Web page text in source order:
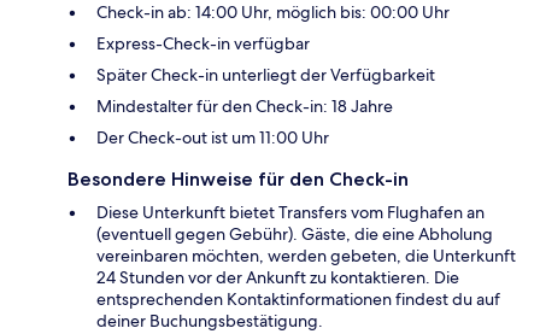
Check-in ab: 14:00 Uhr, möglich bis: 00:00 Uhr
Express-Check-in verfügbar
Später Check-in unterliegt der Verfügbarkeit
Mindestalter für den Check-in: 18 Jahre
Der Check-out ist um 11:00 Uhr
Besondere Hinweise für den Check-in
Diese Unterkunft bietet Transfers vom Flughafen an
(eventuell gegen Gebühr). Gäste, die eine Abholung
vereinbaren möchten, werden gebeten, die Unterkunft
24 Stunden vor der Ankunft zu kontaktieren. Die
entsprechenden Kontaktinformationen findest du auf
deiner Buchungsbestätigung.